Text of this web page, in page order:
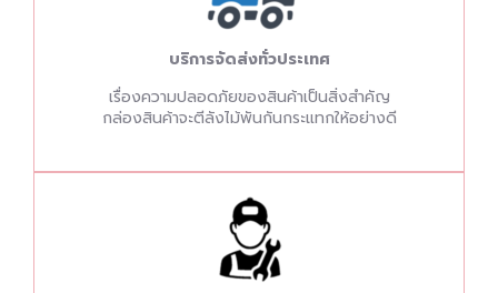
บริการจัดส่งทั่วประเทศ
เรื่องความปลอดภัยของสินค้าเป็นสิ่งสำคัญ
กล่องสินค้าจะตีลังไม้พันกันกระแทกให้อย่างดี